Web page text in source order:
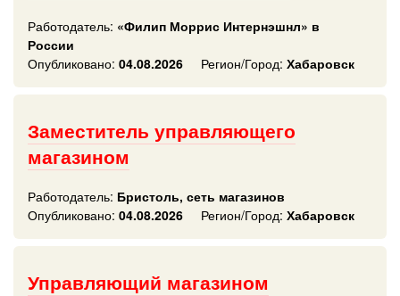
Работодатель: «Филип Моррис Интернэшнл» в
России
Опубликовано: 04.08.2026 Регион/Город: Хабаровск
Заместитель управляющего
магазином
Работодатель: Бристоль, сеть магазинов
Опубликовано: 04.08.2026 Регион/Город: Хабаровск
Управляющий магазином